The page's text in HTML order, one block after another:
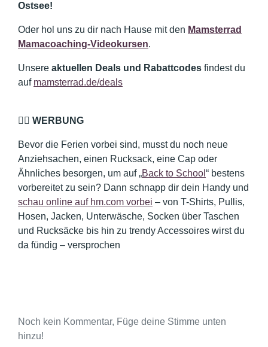
Ostsee!
Oder hol uns zu dir nach Hause mit den Mamsterrad
Mamacoaching-Videokursen.
Unsere aktuellen Deals und Rabattcodes findest du
auf mamsterrad.de/deals
👉🏼 WERBUNG
Bevor die Ferien vorbei sind, musst du noch neue
Anziehsachen, einen Rucksack, eine Cap oder
Ähnliches besorgen, um auf „Back to School “ bestens
vorbereitet zu sein? Dann schnapp dir dein Handy und
schau online auf hm.com vorbei – von T-Shirts, Pullis,
Hosen, Jacken, Unterwäsche, Socken über Taschen
und Rucksäcke bis hin zu trendy Accessoires wirst du
da fündig – versprochen
Noch kein Kommentar, Füge deine Stimme unten
hinzu!